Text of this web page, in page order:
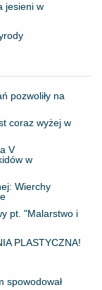
jesieni w
pozwoliły na
coraz wyżej w
V
w
Wierchy
pt. "Malarstwo i
PLASTYCZNA!
spowodował